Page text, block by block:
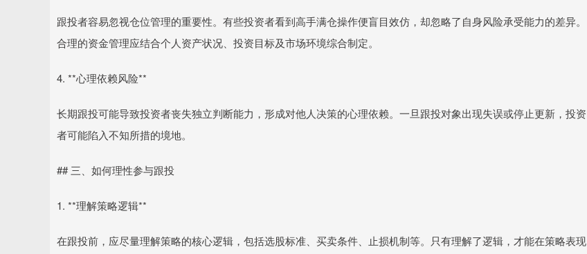
跟投者容易忽视仓位管理的重要性。有些投资者看到高手满仓操作便盲目效仿，却忽略了自身风险承受能力的差异。
合理的资金管理应结合个人资产状况、投资目标及市场环境综合制定。
4. **心理依赖风险**
长期跟投可能导致投资者丧失独立判断能力，形成对他人决策的心理依赖。一旦跟投对象出现失误或停止更新，投资
者可能陷入不知所措的境地。
## 三、如何理性参与跟投
1. **理解策略逻辑**
在跟投前，应尽量理解策略的核心逻辑，包括选股标准、买卖条件、止损机制等。只有理解了逻辑，才能在策略表现